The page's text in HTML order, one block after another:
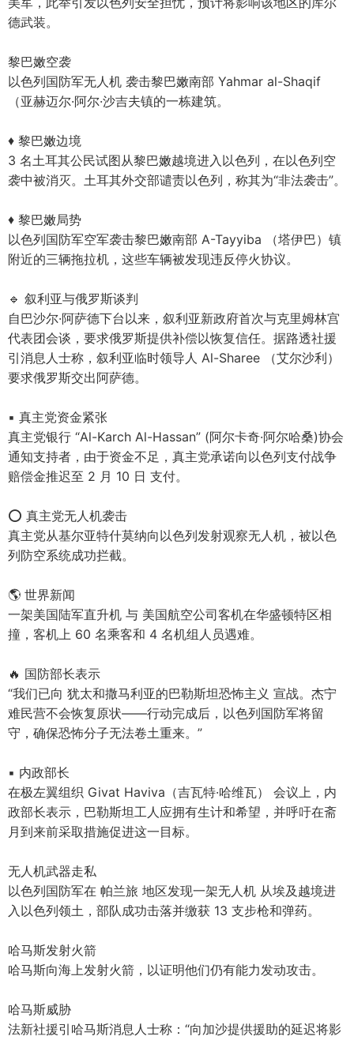
德武装。
黎巴嫩空袭
以色列国防军无人机 袭击黎巴嫩南部 Yahmar al-Shaqif
（亚赫迈尔·阿尔·沙吉夫镇的一栋建筑。
♦ 黎巴嫩边境
3 名土耳其公民试图从黎巴嫩越境进入以色列，在以色列空
袭中被消灭。土耳其外交部谴责以色列，称其为“非法袭击”。
♦ 黎巴嫩局势
以色列国防军空军袭击黎巴嫩南部 A-Tayyiba （塔伊巴）镇
附近的三辆拖拉机，这些车辆被发现违反停火协议。
🔹 叙利亚与俄罗斯谈判
自巴沙尔·阿萨德下台以来，叙利亚新政府首次与克里姆林宫
代表团会谈，要求俄罗斯提供补偿以恢复信任。据路透社援
引消息人士称，叙利亚临时领导人 Al-Sharee （艾尔沙利）
要求俄罗斯交出阿萨德。
▪ 真主党资金紧张
真主党银行 “Al-Karch Al-Hassan” (阿尔卡奇·阿尔哈桑)协会
通知支持者，由于资金不足，真主党承诺向以色列支付战争
赔偿金推迟至 2 月 10 日 支付。
⭕ 真主党无人机袭击
真主党从基尔亚特什莫纳向以色列发射观察无人机，被以色
列防空系统成功拦截。
🌎 世界新闻
一架美国陆军直升机 与 美国航空公司客机在华盛顿特区相
撞，客机上 60 名乘客和 4 名机组人员遇难。
🔥 国防部长表示
“我们已向 犹太和撒马利亚的巴勒斯坦恐怖主义 宣战。杰宁
难民营不会恢复原状——行动完成后，以色列国防军将留
守，确保恐怖分子无法卷土重来。”
▪ 内政部长
在极左翼组织 Givat Haviva（吉瓦特·哈维瓦） 会议上，内
政部长表示，巴勒斯坦工人应拥有生计和希望，并呼吁在斋
月到来前采取措施促进这一目标。
无人机武器走私
以色列国防军在 帕兰旅 地区发现一架无人机 从埃及越境进
入以色列领土，部队成功击落并缴获 13 支步枪和弹药。
哈马斯发射火箭
哈马斯向海上发射火箭，以证明他们仍有能力发动攻击。
哈马斯威胁
法新社援引哈马斯消息人士称：“向加沙提供援助的延迟将影